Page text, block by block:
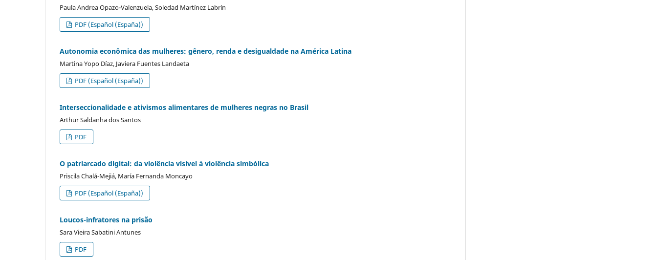
Paula Andrea Opazo-Valenzuela, Soledad Martínez Labrín
PDF (Español (España))
Autonomia econômica das mulheres: gênero, renda e desigualdade na América Latina
Martina Yopo Díaz, Javiera Fuentes Landaeta
PDF (Español (España))
Interseccionalidade e ativismos alimentares de mulheres negras no Brasil
Arthur Saldanha dos Santos
PDF
O patriarcado digital: da violência visível à violência simbólica
Priscila Chalá-Mejiá, María Fernanda Moncayo
PDF (Español (España))
Loucos-infratores na prisão
Sara Vieira Sabatini Antunes
PDF